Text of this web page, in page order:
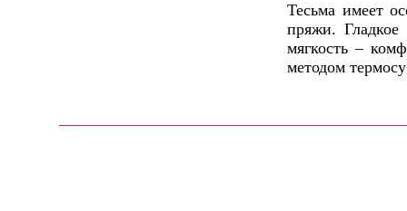
Тесьма имеет
пряжи. Гладкое
мягкость –
методом